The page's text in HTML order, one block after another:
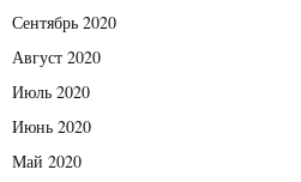
Сентябрь 2020
Август 2020
Июль 2020
Июнь 2020
Май 2020